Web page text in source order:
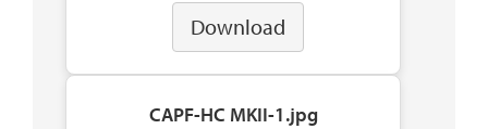
Download
CAPF-HC MKII-1.jpg